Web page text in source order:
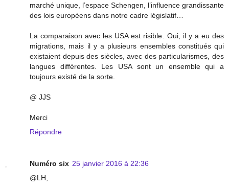
marché unique, l’espace Schengen, l’influence grandissante
des lois européens dans notre cadre législatif…
La comparaison avec les USA est risible. Oui, il y a eu des
migrations, mais il y a plusieurs ensembles constitués qui
existaient depuis des siècles, avec des particularismes, des
langues différentes. Les USA sont un ensemble qui a
toujours existé de la sorte.
@ JJS
Merci
Répondre
Numéro six 25 janvier 2016 à 22:36
@LH,